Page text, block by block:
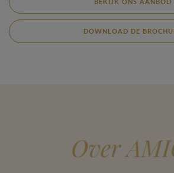
DOWNLOAD DE
Over